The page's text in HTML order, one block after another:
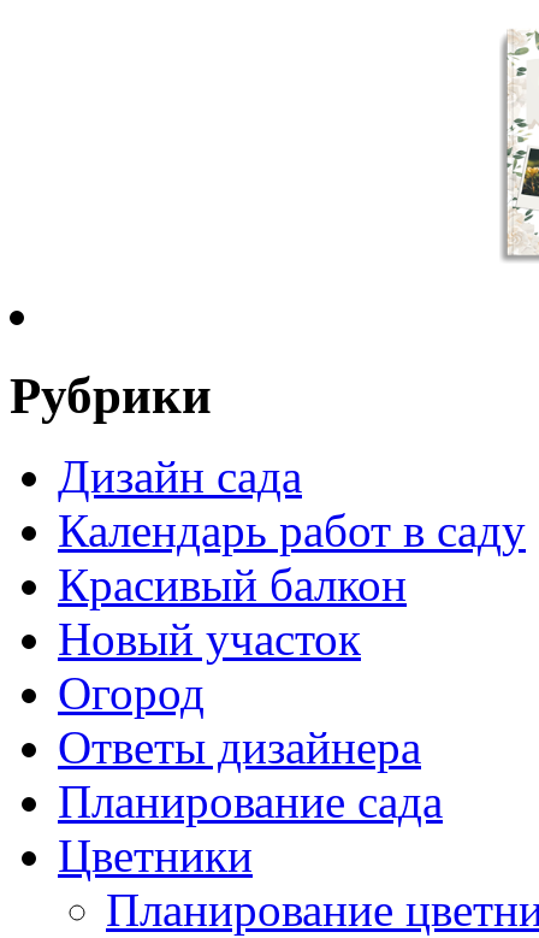
Рубрики
Дизайн сада
Календарь работ в саду
Красивый балкон
Новый участок
Огород
Ответы дизайнера
Планирование сада
Цветники
Планирование